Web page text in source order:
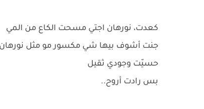
كعدت، نورهان اجتي مسحت الكاع من المي
جنت أشوف بيها شي مكسور مو مثل نورهان
حسيّت وجودي ثقيل
بس رادت أروح..